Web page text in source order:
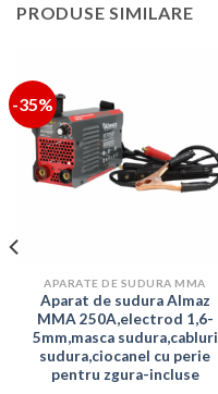
PRODUSE SIMILARE
-35%
APARATE DE SUDURA MMA
Aparat de sudura Almaz
MMA 250A,electrod 1,6-
5mm,masca sudura,cabluri
sudura,ciocanel cu perie
pentru zgura-incluse